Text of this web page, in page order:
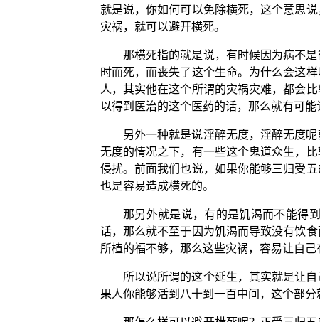
就是说，你如何可以免除横死，这个意思
灾祸，就可以避开横死。
那横死指的就是说，有时候因为病不
时而死，而丧失了这个生命。为什么会这
人，其实他在这个所谓的灾祸灾难，都会
以得到医治的这个医药的话，那么就有可能
另外一种就是说淫醉无度，淫醉无度
无度的情况之下，有一些这个鬼道众生，
侵扰。前面我们也说，如果你能够三归受
也是容易造成横死的。
那另外就是说，有的是饥渴而不能得
话，那么就不至于因为饥渴而导致没有饮
所植的福不够，那么这些灾祸，容易让自
所以说所谓的这个延生，其实就是让
果人你能够活到八十到一百中间，这个部